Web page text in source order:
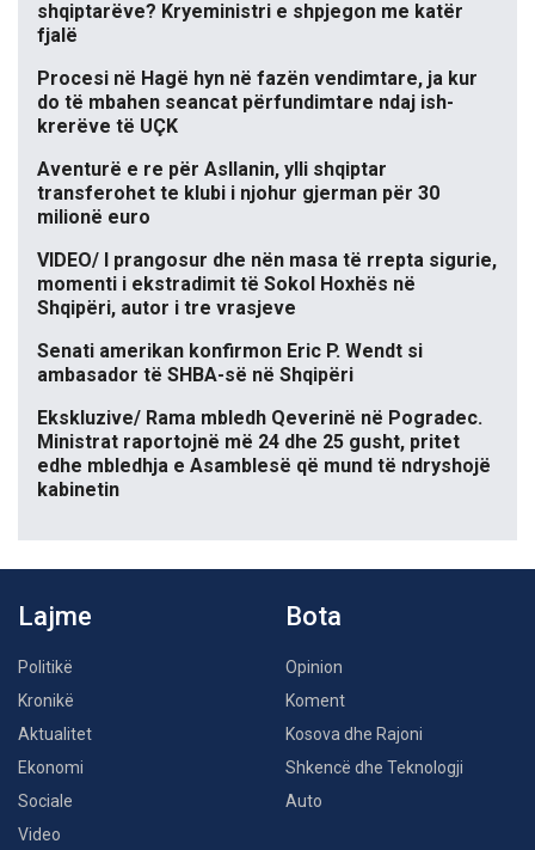
shqiptarëve? Kryeministri e shpjegon me katër
fjalë
Procesi në Hagë hyn në fazën vendimtare, ja kur
do të mbahen seancat përfundimtare ndaj ish-
krerëve të UÇK
Aventurë e re për Asllanin, ylli shqiptar
transferohet te klubi i njohur gjerman për 30
milionë euro
VIDEO/ I prangosur dhe nën masa të rrepta sigurie,
momenti i ekstradimit të Sokol Hoxhës në
Shqipëri, autor i tre vrasjeve
Senati amerikan konfirmon Eric P. Wendt si
ambasador të SHBA-së në Shqipëri
Ekskluzive/ Rama mbledh Qeverinë në Pogradec.
Ministrat raportojnë më 24 dhe 25 gusht, pritet
edhe mbledhja e Asamblesë që mund të ndryshojë
kabinetin
Lajme
Politikë
Kronikë
Aktualitet
Ekonomi
Sociale
Video
Bota
Opinion
Koment
Kosova dhe Rajoni
Shkencë dhe Teknologji
Auto